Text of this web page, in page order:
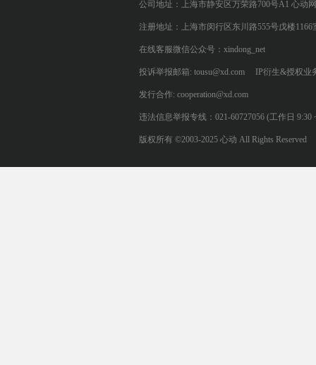
公司地址：上海市静安区万荣路700号A1 心动
注册地址：上海市闵行区东川路555号戊楼1166
在线客服微信公众号：xindong_net
投诉举报邮箱: tousu@xd.com IP衍生&授权业
发行合作: cooperation@xd.com
违法信息举报专线：021-60727056 (工作日 9:30
版权所有 ©2003-2025 心动 All Rights Reserved